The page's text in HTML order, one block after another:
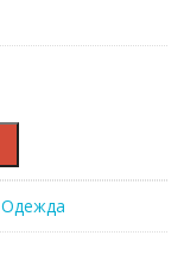
Одежда